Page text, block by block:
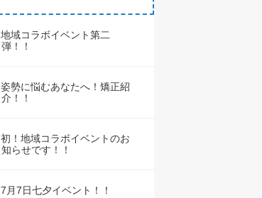
地域コラボイベント第二
弾！！
姿勢に悩むあなたへ！矯正紹
介！！
初！地域コラボイベントのお
知らせです！！
7月7日七夕イベント！！